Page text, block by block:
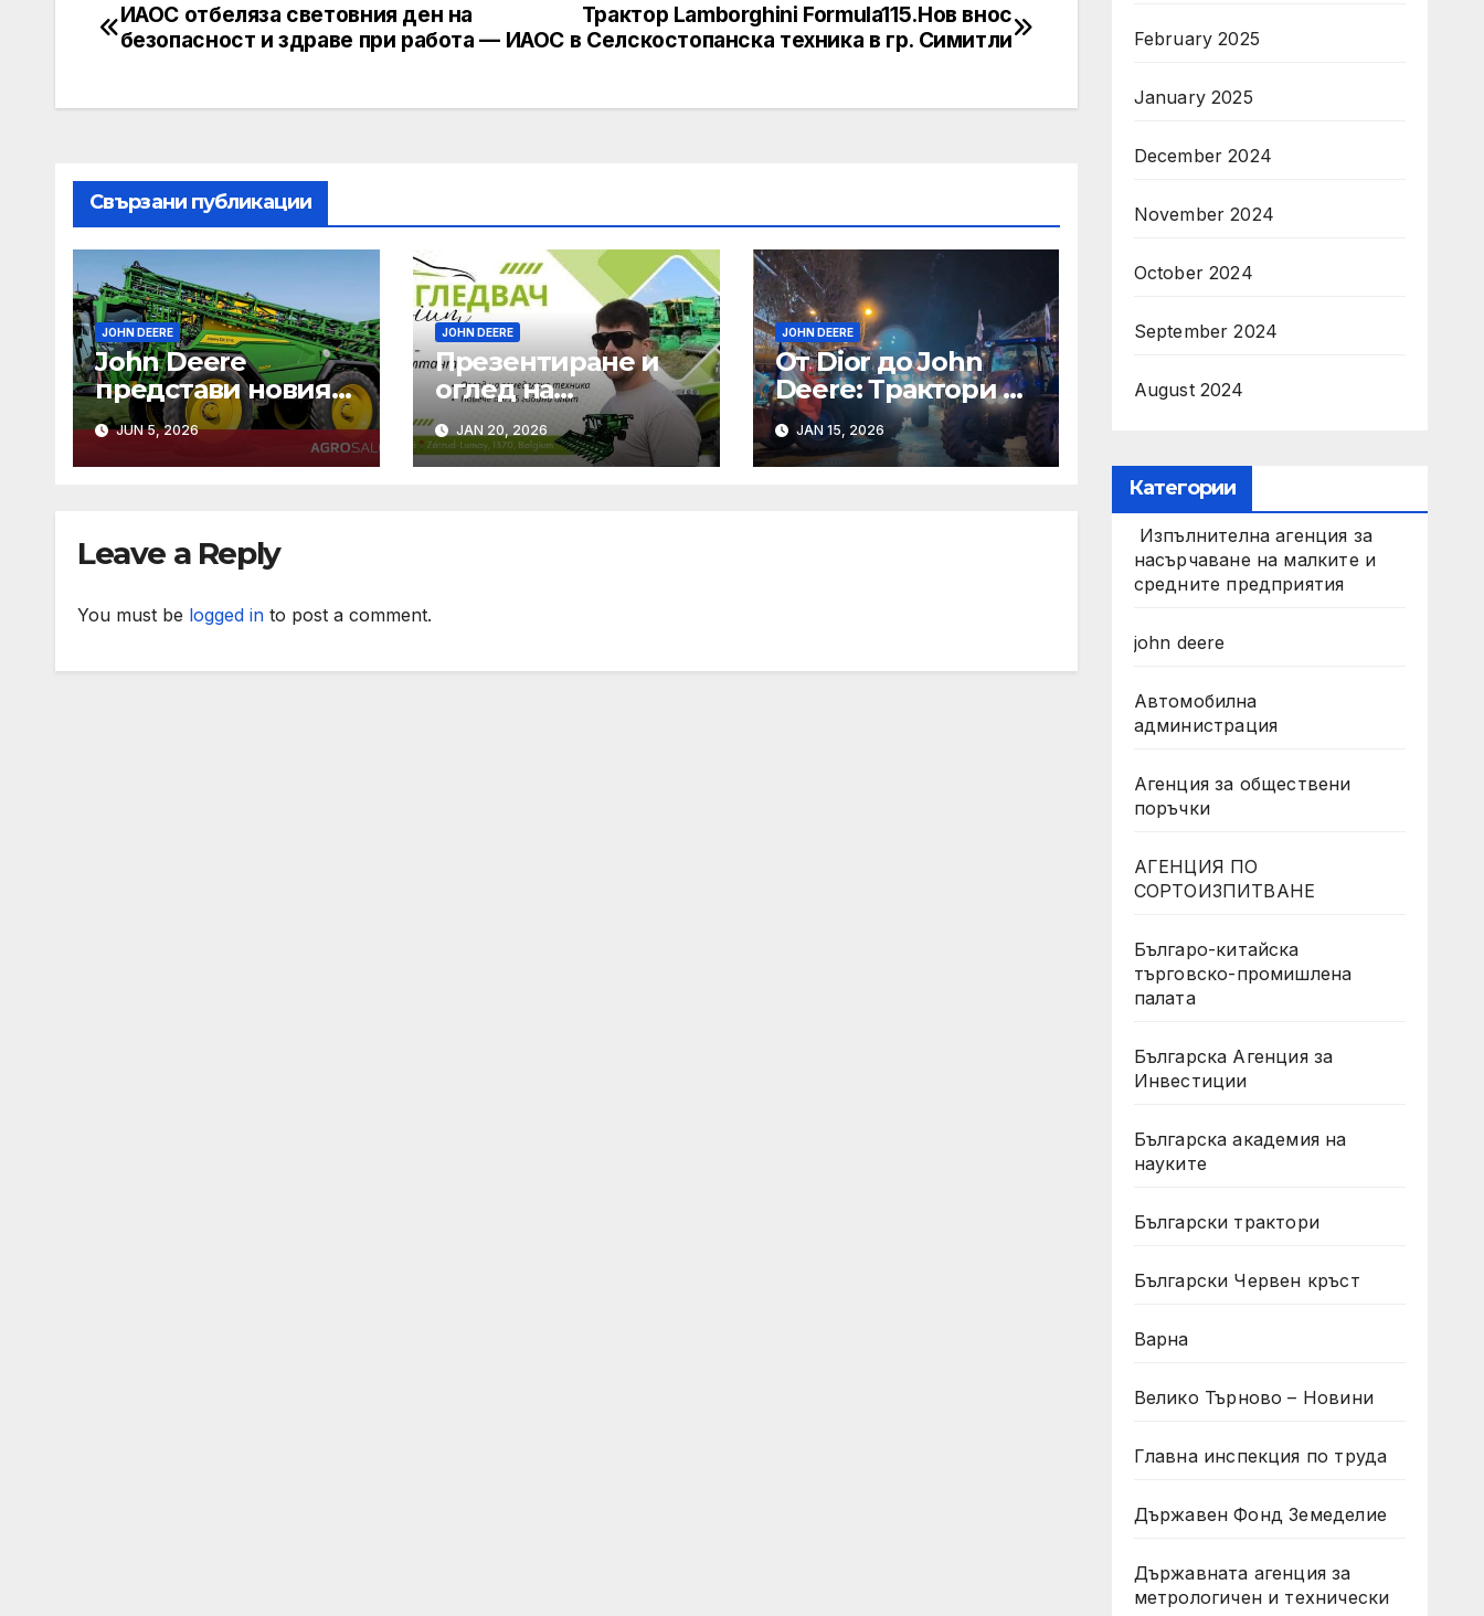
Post
Трактор Lamborghini Formula115.Нов внос
в Селскостопанска техника в гр. Симитли
ИАОС отбеляза световния ден на
безопасност и здраве при работа — ИАОС
Свързани публикации
JOHN DEERE
John Deere
представи новия
флагман сред
самоходните си
пръскачки – модел
JUN 5, 2026
JOHN DEERE
Презентиране и
оглед на
земеделски
машини
JAN 20, 2026
JOHN DEERE
От Dior до John
Deere: Трактори на
Шанз Елизе
JAN 15, 2026
Leave a Reply
You must be logged in to post a comment.
February 2025
January 2025
December 2024
November 2024
October 2024
September 2024
August 2024
Категории
Изпълнителна агенция за
насърчаване на малките и
средните предприятия
john deere
Автомобилна
администрация
Агенция за обществени
поръчки
АГЕНЦИЯ ПО
СОРТОИЗПИТВАНЕ
Българо-китайска
търговско-промишлена
палата
Българска Агенция за
Инвестиции
Българска академия на
науките
Български трактори
Български Червен кръст
Варна
Велико Търново – Новини
Главна инспекция по труда
Държавен Фонд Земеделие
Държавната агенция за
метрологичен и технически